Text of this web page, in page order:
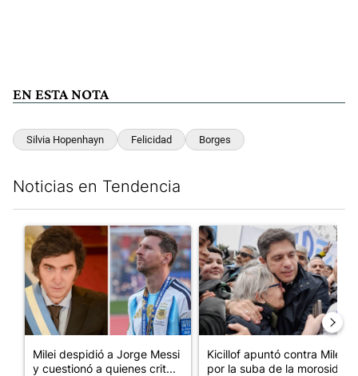
EN ESTA NOTA
Silvia Hopenhayn Felicidad Borges
Noticias en Tendencia
Un artículo de tendencia con el título "Milei despidió a Jorge
Milei despidió a Jorge Messi
y cuestionó a quienes crit...
Un artículo de tendencia con
Kicillof apuntó contra Milei
por la suba de la morosida...